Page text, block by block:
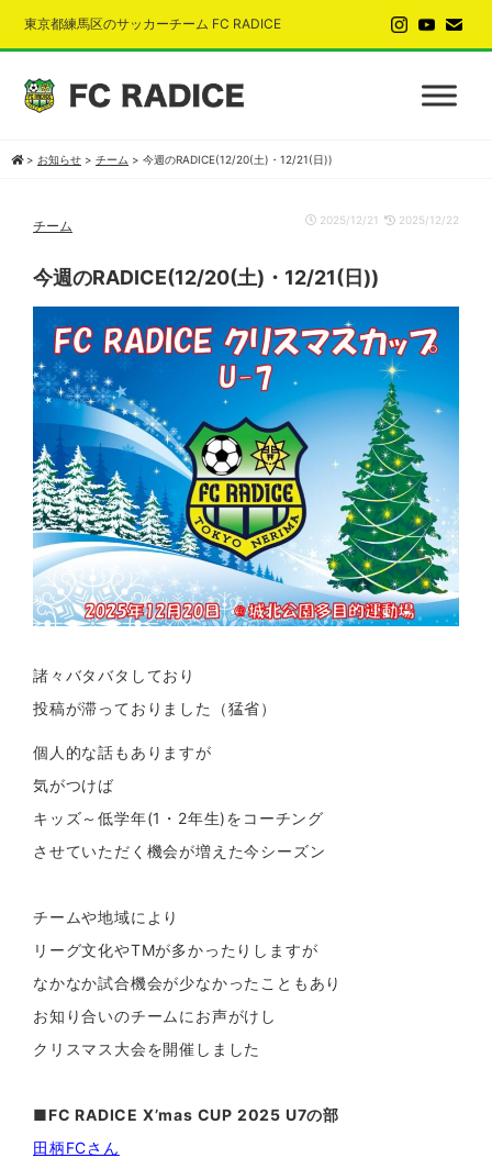
東京都練馬区のサッカーチーム FC RADICE
> お知らせ > チーム > 今週のRADICE(12/20(土)・12/21(日))
チーム 2025/12/21 2025/12/22
今週のRADICE(12/20(土)・12/21(日))
諸々バタバタしており
投稿が滞っておりました（猛省）
個人的な話もありますが
気がつけば
キッズ～低学年(1・2年生)をコーチング
させていただく機会が増えた今シーズン
チームや地域により
リーグ文化やTMが多かったりしますが
なかなか試合機会が少なかったこともあり
お知り合いのチームにお声がけし
クリスマス大会を開催しました
■FC RADICE X’mas CUP 2025 U7の部
田柄FCさん